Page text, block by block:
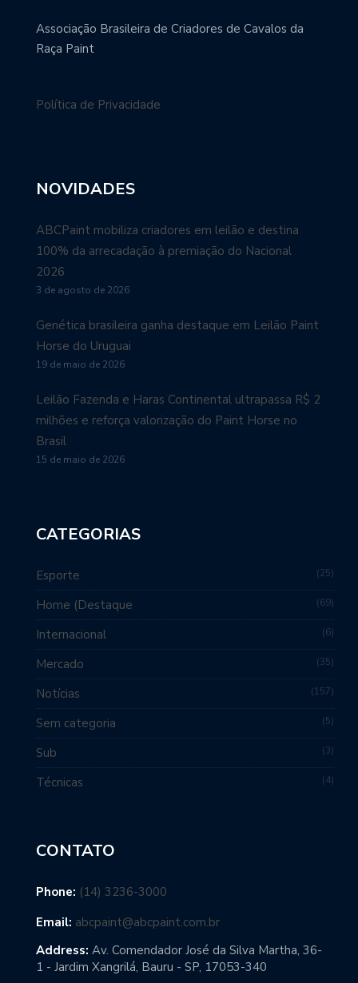
Associação Brasileira de Criadores de Cavalos da
Raça Paint
Política de Privacidade
NOVIDADES
ABCPaint mobiliza criadores em leilão e destina
100% da arrecadação à premiação do Nacional
2026
3 de agosto de 2026
Genética brasileira ganha destaque em Leilão Paint
Horse do Uruguai
19 de maio de 2026
Leilão Fazenda e Haras Continental ultrapassa R$ 2
milhões e reforça valorização do Paint Horse no
Brasil
15 de maio de 2026
CATEGORIAS
Esporte 25
Home (Destaque 69
Internacional 6
Mercado 35
Notícias 157
Sem categoria 5
Sub 3
Técnicas 4
CONTATO
Phone: (14) 3236-3000
Email: abcpaint@abcpaint.com.br
Address: Av. Comendador José da Silva Martha, 36-
1 - Jardim Xangrilá, Bauru - SP, 17053-340